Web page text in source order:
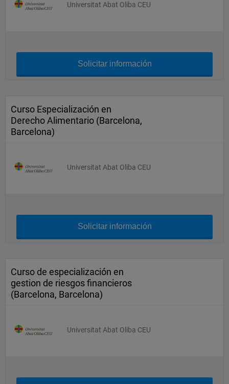
Universitat Abat Oliba CEU
Solicitar información
Curso Especialización en
Derecho Alimentario (Barcelona,
Barcelona)
Universitat Abat Oliba CEU
Solicitar información
Curso de especialización en
gestion de riesgos financieros
(Barcelona, Barcelona)
Universitat Abat Oliba CEU